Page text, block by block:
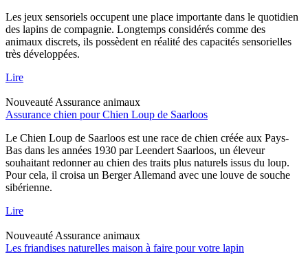
Les jeux sensoriels occupent une place importante dans le quotidien
des lapins de compagnie. Longtemps considérés comme des
animaux discrets, ils possèdent en réalité des capacités sensorielles
très développées.
Lire
Nouveauté Assurance animaux
Assurance chien pour Chien Loup de Saarloos
Le Chien Loup de Saarloos est une race de chien créée aux Pays-
Bas dans les années 1930 par Leendert Saarloos, un éleveur
souhaitant redonner au chien des traits plus naturels issus du loup.
Pour cela, il croisa un Berger Allemand avec une louve de souche
sibérienne.
Lire
Nouveauté Assurance animaux
Les friandises naturelles maison à faire pour votre lapin